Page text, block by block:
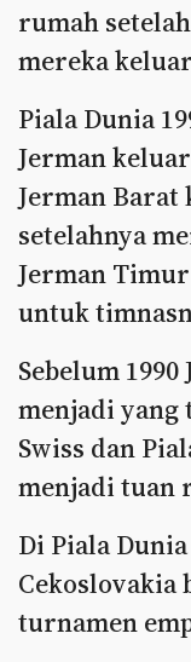
rumah
mereka
Piala Dunia
Jerman
Jerman Barat
setelahnya
Jerman
untuk
Sebelum
menjadi yang
Swiss dan
menjadi tuan
Di Piala
Cekoslovakia
turnamen